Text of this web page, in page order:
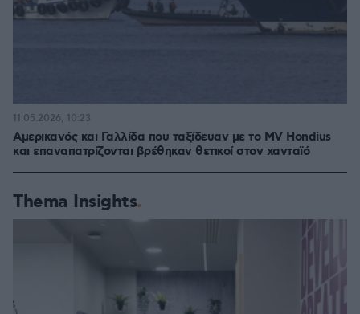
Αμερικανός και Γαλλίδα που ταξίδευαν με το MV Hondius
και επαναπατρίζονται βρέθηκαν θετικοί στον χανταϊό
11.05.2026, 10:23
Thema Insights